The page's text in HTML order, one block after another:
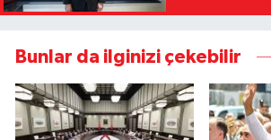
Kaldıracağız"
Bunlar da ilginizi çekebilir